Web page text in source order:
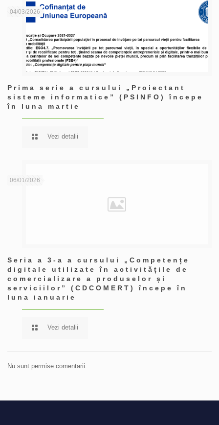
04/03/2026
Prima serie a cursului „Proiectant
sisteme informatice” (PSINFO) începe
în luna martie
Vezi detalii
06/01/2026
Seria a 3-a a cursului „Competențe
digitale utilizate în activitățile de
comercializare a produselor și
serviciilor” (CDCOMERT) începe în
luna ianuarie
Vezi detalii
Nu sunt permise comentarii.